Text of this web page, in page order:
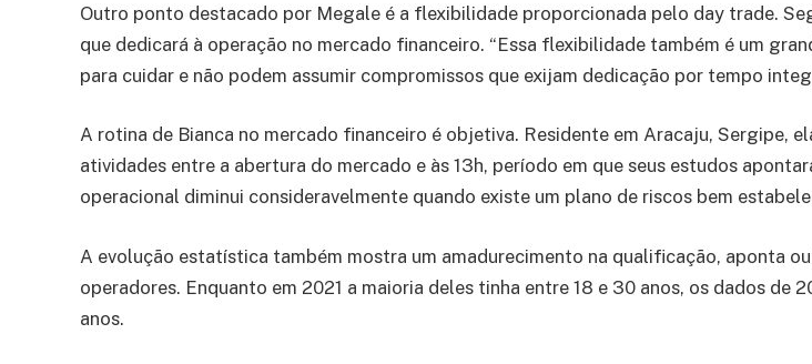
Outro ponto destacado por Megale é a flexibilidade proporcionada pelo day trade.
que dedicará à operação no mercado financeiro. “Essa flexibilidade também é um
para cuidar e não podem assumir compromissos que exijam dedicação por tempo
A rotina de Bianca no mercado financeiro é objetiva. Residente em Aracaju, Sergipe,
atividades entre a abertura do mercado e às 13h, período em que seus estudos
operacional diminui consideravelmente quando existe um plano de riscos bem
A evolução estatística também mostra um amadurecimento na qualificação, aponta
operadores. Enquanto em 2021 a maioria deles tinha entre 18 e 30 anos, os dados
anos.